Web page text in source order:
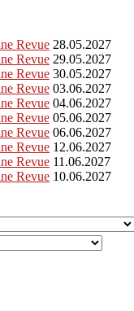
Revue 28.05.2027
Revue 29.05.2027
Revue 30.05.2027
Revue 03.06.2027
Revue 04.06.2027
Revue 05.06.2027
Revue 06.06.2027
Revue 12.06.2027
Revue 11.06.2027
Revue 10.06.2027